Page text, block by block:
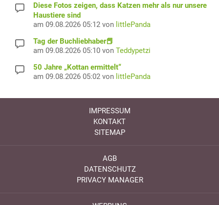
Diese Fotos zeigen, dass Katzen mehr als nur unsere
Haustiere sind
am 09.08.2026 05:12 von littlePanda
Tag der Buchliebhaber📕
am 09.08.2026 05:10 von Teddypetzi
50 Jahre „Kottan ermittelt“
am 09.08.2026 05:02 von littlePanda
IMPRESSUM
KONTAKT
SITEMAP
AGB
DATENSCHUTZ
PRIVACY MANAGER